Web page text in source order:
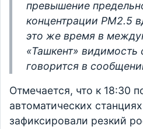
превышение
концентрации PM2.5
это же время в
«Ташкент» видимость
говорится в
Отмечается, что к 18:30
автоматических
зафиксировали резкий